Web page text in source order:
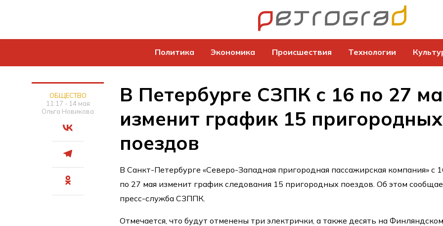
Политика Экономика Происшествия Технологии
ОБЩЕСТВО
11:17 - 14 мая
Ольга Новикова
В Петербурге СЗПК с 16 по 27
изменит график 15 пригородных
поездов
В Санкт-Петербурге «Северо-Западная пригородная пассажирская компания» с
по 27 мая изменит график следования 15 пригородных поездов. Об этом
пресс-служба СЗППК.
Отмечается, что будут отменены три электрички, а также десять на